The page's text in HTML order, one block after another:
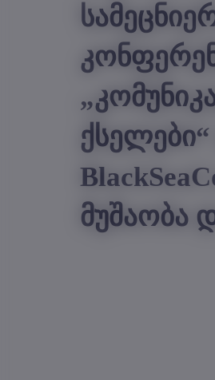
მუშაობა